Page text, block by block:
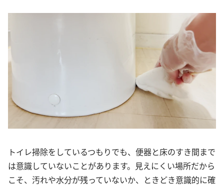
トイレ掃除をしているつもりでも、便器と床のすき間まで
は意識していないことがあります。見えにくい場所だから
こそ、汚れや水分が残っていないか、ときどき意識的に確